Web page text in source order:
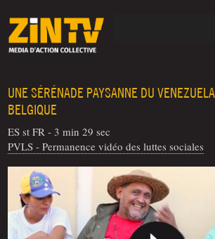
UNE SÉRÉNADE PAYSANNE DU
BELGIQUE
ES st FR - 3 min 29 sec
PVLS - Permanence vidéo des luttes sociales